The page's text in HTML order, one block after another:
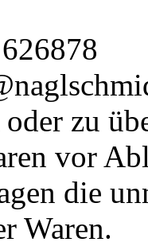
zu
vor
die
Waren.